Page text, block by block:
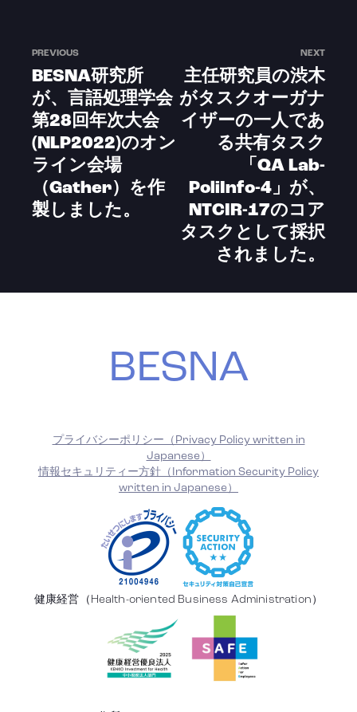
PREVIOUS
BESNA研究所
が、言語処理学会
第28回年次大会
(NLP2022)のオン
ライン会場
（Gather）を作
製しました。
NEXT
主任研究員の渋木
がタスクオーガナ
イザーの一人であ
る共有タスク
「QA Lab-
PoliInfo-4」が、
NTCIR-17のコア
タスクとして採択
されました。
BESNA
プライバシーポリシー（Privacy Policy written in
Japanese）
情報セキュリティー方針（Information Security Policy
written in Japanese）
健康経営（Health-oriented Business Administration）